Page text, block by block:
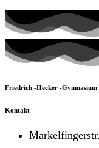
Friedrich -Hecker -Gymnasium
Kontakt